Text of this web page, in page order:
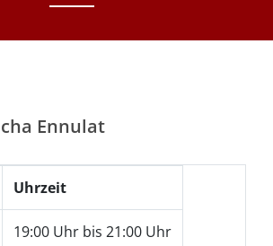
Ennulat
Uhrzeit
19:00 Uhr bis 21:00 Uhr